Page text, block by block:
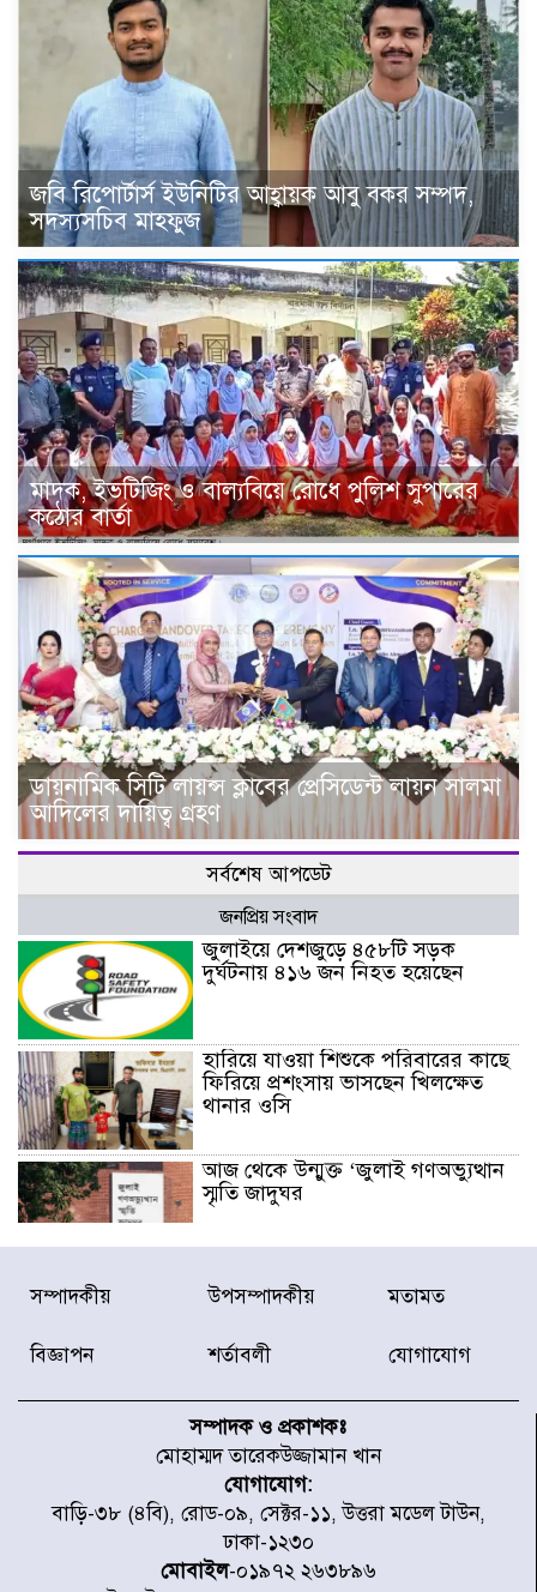
জবি রিপোর্টার্স ইউনিটির আহ্বায়ক আবু বকর সম্পদ,
সদস্যসচিব মাহফুজ
মাদক, ইভটিজিং ও বাল্যবিয়ে রোধে পুলিশ সুপারের
কঠোর বার্তা
ডায়নামিক সিটি লায়ন্স ক্লাবের প্রেসিডেন্ট লায়ন সালমা
আদিলের দায়িত্ব গ্রহণ
সর্বশেষ আপডেট
জনপ্রিয় সংবাদ
জুলাইয়ে দেশজুড়ে ৪৫৮টি সড়ক
দুর্ঘটনায় ৪১৬ জন নিহত হয়েছেন
হারিয়ে যাওয়া শিশুকে পরিবারের কাছে
ফিরিয়ে প্রশংসায় ভাসছেন খিলক্ষেত
থানার ওসি
আজ থেকে উন্মুক্ত ‘জুলাই গণঅভ্যুত্থান
স্মৃতি জাদুঘর
রাজধানীর উত্তরা আঞ্চলিক পাসপোর্ট
অফিসের সামনে দালাল চক্রের ১৩ জন
করেছে র‌্যাব-১
চূড়ান্ত পর্যায়ে : ইরান
প্রত্যেক অপরাধীর বিচার এ দেশেই
হবে, সে যত শক্তিশালীই হোক না কেন,
চট্টগ্রামে জুলাই গণঅভ্যুত্থান দিবসে
প্রতিমন্ত্রী মীর হেলাল
সম্পাদকীয় উপসম্পাদকীয় মতামত
বিজ্ঞাপন শর্তাবলী যোগাযোগ
সম্পাদক ও প্রকাশকঃ
মোহাম্মদ তারেকউজ্জামান খান
যোগাযোগ:
বাড়ি-৩৮ (৪বি), রোড-০৯, সেক্টর-১১, উত্তরা মডেল টাউন,
ঢাকা-১২৩০
মোবাইল-০১৯৭২ ২৬৩৮৯৬